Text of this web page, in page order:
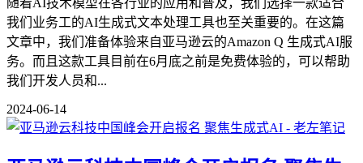
随着AI技术模型在各行业的应用和普及，我们选择一款适合
我们业务工的AI生成式文本处理工具也至关重要的。在这篇
文章中，我们准备体验来自亚马逊云的Amazon Q 生成式AI服
务。而且这款工具目前在6月底之前是免费体验的，可以帮助
我们开发人员和...
2024-06-14